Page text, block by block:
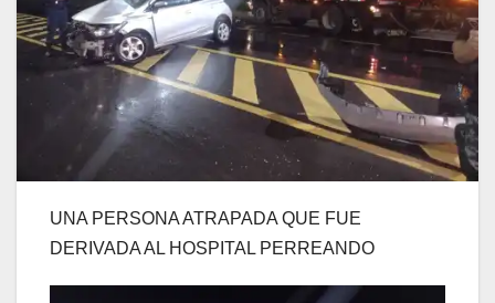
UNA PERSONA ATRAPADA QUE FUE
DERIVADA AL HOSPITAL PERREANDO